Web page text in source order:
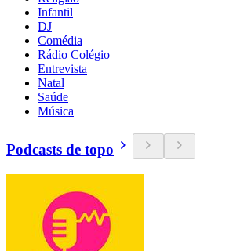
Infantil
DJ
Comédia
Rádio Colégio
Entrevista
Natal
Saúde
Música
Podcasts de topo